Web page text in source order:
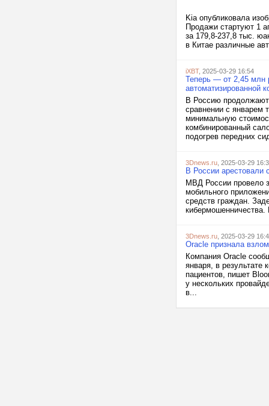
Kia опубликовала
Продажи стартуют 1
за 179,8-237,8 тыс.
в Китае различные
iXBT, 2025-03-29 16:54
Теперь — от 2,45 млн
автоматизированной
В Россию
сравнении с январем
минимальную
комбинированный
подогрев передних
3Dnews.ru , 2025-03-29
В России арестовали
МВД России провело
мобильного
средств граждан.
кибермошенничества.
3Dnews.ru , 2025-03-29
Oracle признала
Компания Oracle
января, в результате
пациентов, пишет
у нескольких
в...